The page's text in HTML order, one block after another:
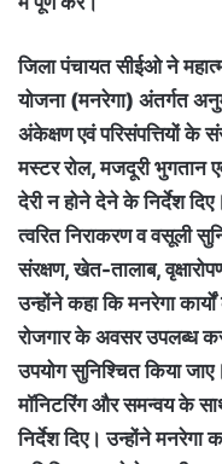
जिला पंचायत सीईओ ने
योजना (मनरेगा) अंतर्गत
अंकेक्षण एवं परिसंपत्तियों के
मस्टर रोल, मजदूरी भुगतान
देरी न होने देने के निर्देश
त्वरित निराकरण व वसूली
संरक्षण, खेत-तालाब,
उन्होंने कहा कि मनरेगा
रोजगार के अवसर उपलब्ध
उपयोग सुनिश्चित किया
मॉनिटरिंग और समन्वय के
निर्देश दिए। उन्होंने मनरेगा